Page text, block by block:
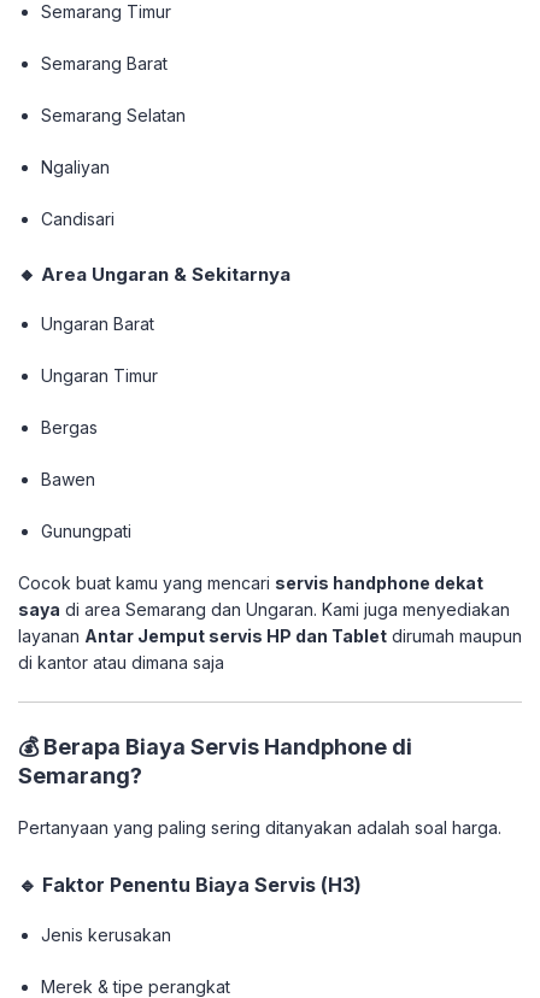
Semarang Timur
Semarang Barat
Semarang Selatan
Ngaliyan
Candisari
🔸 Area Ungaran & Sekitarnya
Ungaran Barat
Ungaran Timur
Bergas
Bawen
Gunungpati
Cocok buat kamu yang mencari servis handphone dekat
saya di area Semarang dan Ungaran. Kami juga menyediakan
layanan Antar Jemput servis HP dan Tablet dirumah maupun
di kantor atau dimana saja
💰 Berapa Biaya Servis Handphone di
Semarang?
Pertanyaan yang paling sering ditanyakan adalah soal harga.
🔹 Faktor Penentu Biaya Servis (H3)
Jenis kerusakan
Merek & tipe perangkat